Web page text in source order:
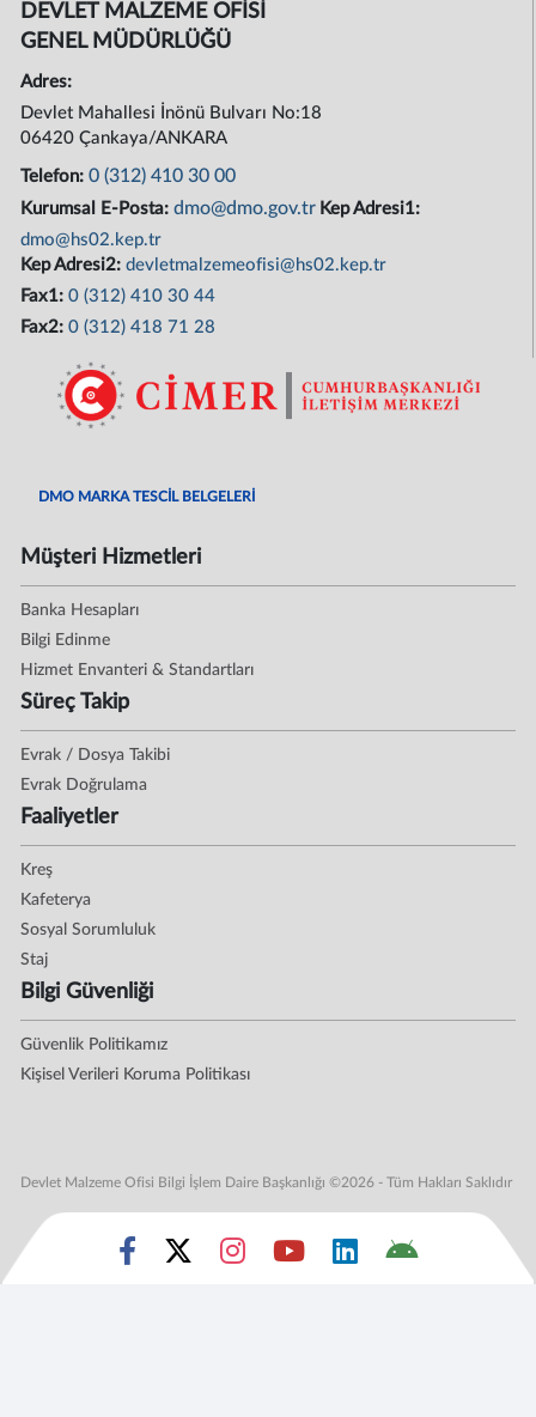
DEVLET MALZEME OFİSİ
GENEL MÜDÜRLÜĞÜ
Adres:
Devlet Mahallesi İnönü Bulvarı No:18
06420 Çankaya/ANKARA
Telefon:0 (312) 410 30 00
Kurumsal E-Posta:dmo@dmo.gov.tr Kep Adresi1:
dmo@hs02.kep.tr
Kep Adresi2:devletmalzemeofisi@hs02.kep.tr
Fax1:0 (312) 410 30 44
Fax2:0 (312) 418 71 28
DMO MARKA TESCİL BELGELERİ
Müşteri Hizmetleri
Banka Hesapları
Bilgi Edinme
Hizmet Envanteri & Standartları
Süreç Takip
Evrak / Dosya Takibi
Evrak Doğrulama
Faaliyetler
Kreş
Kafeterya
Sosyal Sorumluluk
Staj
Bilgi Güvenliği
Güvenlik Politikamız
Kişisel Verileri Koruma Politikası
Devlet Malzeme Ofisi Bilgi İşlem Daire Başkanlığı ©2026 - Tüm Hakları Saklıdır